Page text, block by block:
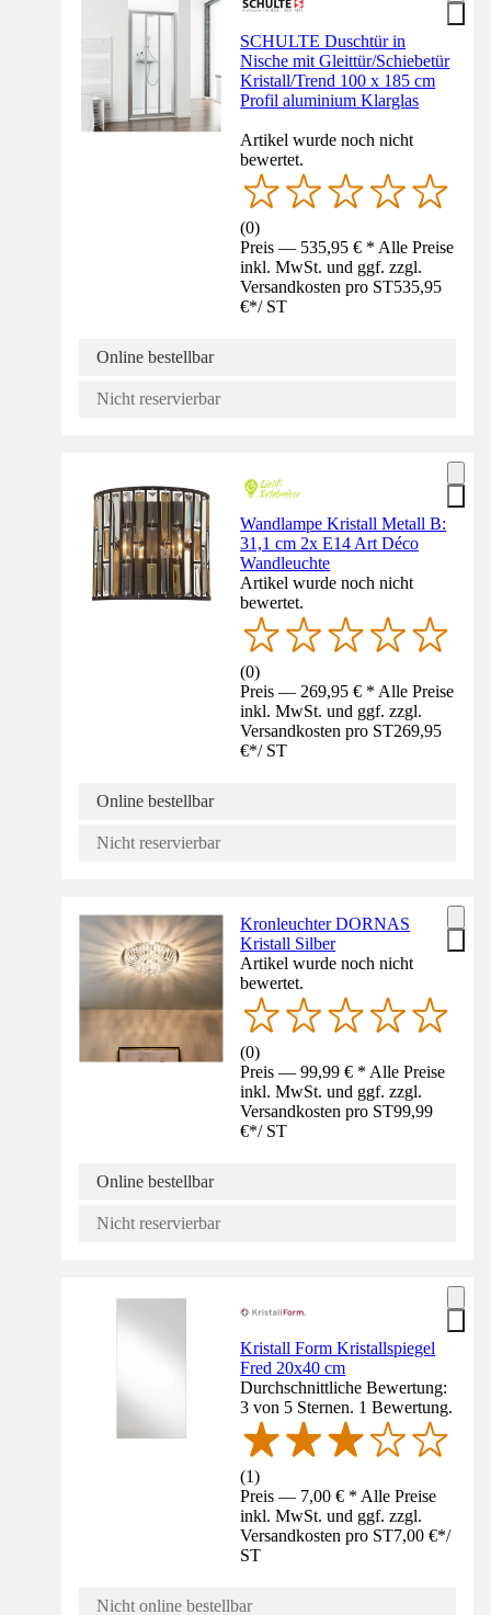
SCHULTE Duschtür in
Nische mit Gleittür/Schiebetür
Kristall/Trend 100 x 185 cm
Profil aluminium Klarglas
Artikel wurde noch nicht
bewertet.
(0)
Preis — 535,95 € * Alle Preise
inkl. MwSt. und ggf. zzgl.
Versandkosten pro ST535,95
€*/ ST
Online bestellbar
Nicht reservierbar
Wandlampe Kristall Metall B:
31,1 cm 2x E14 Art Déco
Wandleuchte
Artikel wurde noch nicht
bewertet.
(0)
Preis — 269,95 € * Alle Preise
inkl. MwSt. und ggf. zzgl.
Versandkosten pro ST269,95
€*/ ST
Online bestellbar
Nicht reservierbar
Kronleuchter DORNAS
Kristall Silber
Artikel wurde noch nicht
bewertet.
(0)
Preis — 99,99 € * Alle Preise
inkl. MwSt. und ggf. zzgl.
Versandkosten pro ST99,99
€*/ ST
Online bestellbar
Nicht reservierbar
Kristall Form Kristallspiegel
Fred 20x40 cm
Durchschnittliche Bewertung:
3 von 5 Sternen. 1 Bewertung.
(1)
Preis — 7,00 € * Alle Preise
inkl. MwSt. und ggf. zzgl.
Versandkosten pro ST7,00 €*/
ST
Nicht online bestellbar